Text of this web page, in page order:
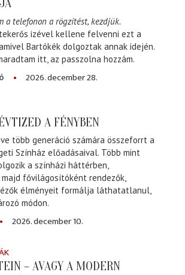
a telefonon a rögzítést, kezdjük.
izével kellene felvenni ezt a
Bartókék dolgoztak annak idején.
itt, az passzolna hozzám.
2026. december 28.
A FÉNYBEN
több generáció számára összeforrt a
Színház előadásaival. Több mint
a színházi háttérben,
fővilágosítóként rendezők,
élményeit formálja láthatatlanul,
módon.
2026. december 10.
– AVAGY A MODERN